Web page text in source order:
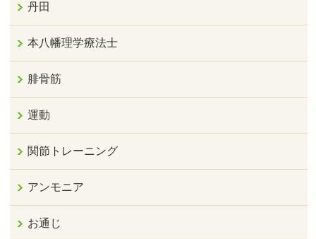
丹田
本八幡理学療法士
腓骨筋
運動
関節トレーニング
アンモニア
お通じ